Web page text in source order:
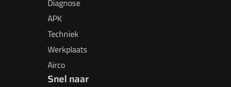
Diagnose
APK
Techniek
Werkplaats
Airco
Snel naar